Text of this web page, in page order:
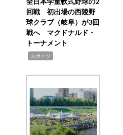
回戦 初出場の西陵野
球クラブ（岐阜）が3回
戦へ マクドナルド・
トーナメント
スポーツ